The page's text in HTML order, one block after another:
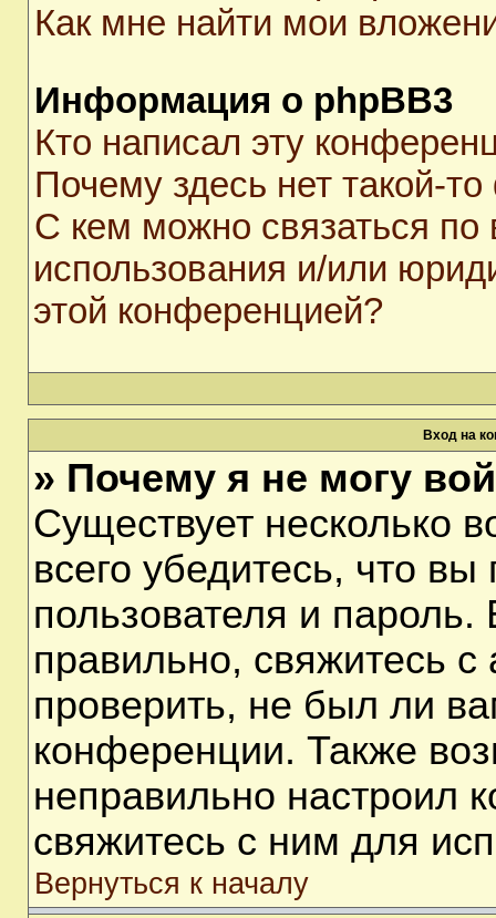
Как мне найти мои
Информация о phpBB3
Кто написал эту
Почему здесь нет такой-
С кем можно связаться по
использования и/или
этой конференцией?
Вход на
» Почему я не могу
Существует несколько
всего убедитесь, что
пользователя и
правильно, свяжитесь
проверить, не был ли
конференции. Также
неправильно настроил
свяжитесь с ним для
Вернуться к началу